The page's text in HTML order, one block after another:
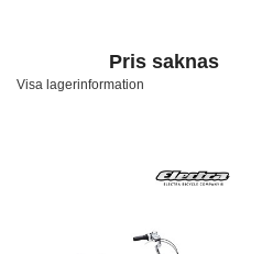
Pris saknas
Visa lagerinformation